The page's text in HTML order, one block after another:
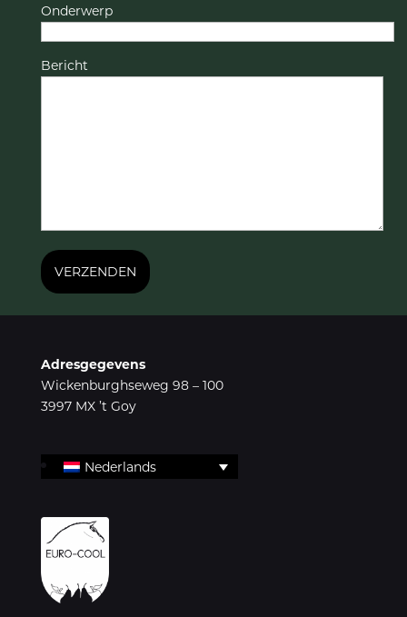
Onderwerp
Bericht
Adresgegevens
Wickenburghseweg 98 – 100
3997 MX ’t Goy
Nederlands